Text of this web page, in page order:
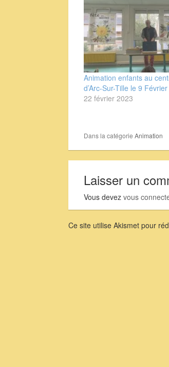
Animation enfants au
d’Arc-Sur-Tille le 9
22 février 2023
Dans la catégorieAnimation
Laisser un
Vous devezvous
Ce site utilise Akismet pour